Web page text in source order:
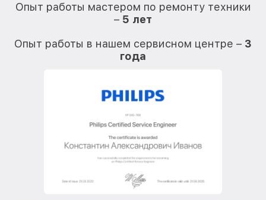
Опыт работы мастером по ремонту техники
– 5 лет
Опыт работы в нашем сервисном центре – 3
года